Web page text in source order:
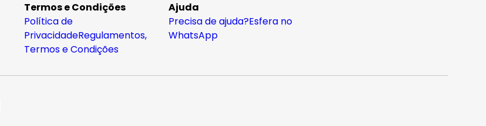
Termos e Condições
Política de
PrivacidadeRegulamentos,
Termos e Condições
Ajuda
Precisa de ajuda?Esfera no
WhatsApp